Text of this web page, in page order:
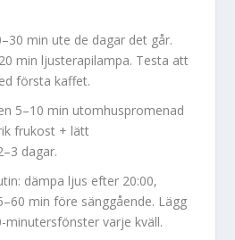
min ute de dagar det går.
min ljusterapilampa. Testa att
första kaffet.
5–10 min utomhuspromenad
frukost + lätt
dagar.
dämpa ljus efter 20:00,
min före sänggående. Lägg
minutersfönster varje kväll.